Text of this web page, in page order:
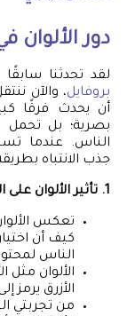
دور الألوان
لقد تحدثنا
بروفايل، والآن
أن يحدث فرقًا
بصرية؛ بل تحمل
الناس. عندما
جذب الانتباه
1. تأثير الألوان على المشاعر:
تعكس
كيف أن
الناس
الألوان مثل
الأزرق يرمز
من تجربتي